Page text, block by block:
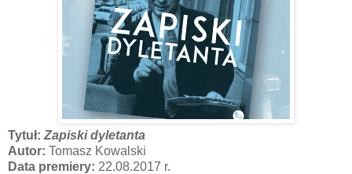
Tytuł: Zapiski dyletanta
Autor: Tomasz Kowalski
Data premiery: 22.08.2017 r.